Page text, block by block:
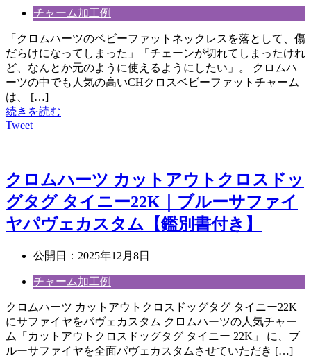
チャーム加工例
「クロムハーツのベビーファットネックレスを落として、傷
だらけになってしまった」「チェーンが切れてしまったけれ
ど、なんとか元のように使えるようにしたい」。 クロムハ
ーツの中でも人気の高いCHクロスベビーファットチャーム
は、 […]
続きを読む
Tweet
クロムハーツ カットアウトクロスドッ
グタグ タイニー22K｜ブルーサファイ
ヤパヴェカスタム【鑑別書付き】
公開日： 2025年12月8日
チャーム加工例
クロムハーツ カットアウトクロスドッグタグ タイニー22K
にサファイヤをパヴェカスタム クロムハーツの人気チャー
ム「カットアウトクロスドッグタグ タイニー 22K」 に、ブ
ルーサファイヤを全面パヴェカスタムさせていただき […]